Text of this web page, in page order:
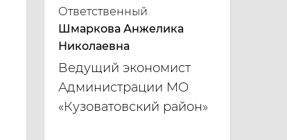
Ответственный
Шмаркова Анжелика
Николаевна
Ведущий экономист
Администрации МО
«Кузоватовский район»